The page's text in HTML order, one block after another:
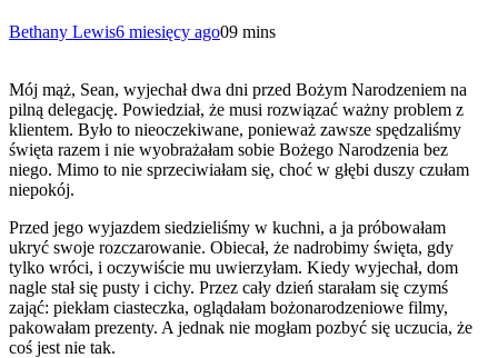
Bethany Lewis6 miesięcy ago09 mins
Mój mąż, Sean, wyjechał dwa dni przed Bożym Narodzeniem na
pilną delegację. Powiedział, że musi rozwiązać ważny problem z
klientem. Było to nieoczekiwane, ponieważ zawsze spędzaliśmy
święta razem i nie wyobrażałam sobie Bożego Narodzenia bez
niego. Mimo to nie sprzeciwiałam się, choć w głębi duszy czułam
niepokój.
Przed jego wyjazdem siedzieliśmy w kuchni, a ja próbowałam
ukryć swoje rozczarowanie. Obiecał, że nadrobimy święta, gdy
tylko wróci, i oczywiście mu uwierzyłam. Kiedy wyjechał, dom
nagle stał się pusty i cichy. Przez cały dzień starałam się czymś
zająć: piekłam ciasteczka, oglądałam bożonarodzeniowe filmy,
pakowałam prezenty. A jednak nie mogłam pozbyć się uczucia, że
coś jest nie tak.